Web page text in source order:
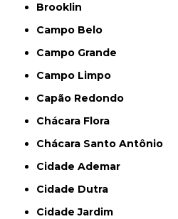
Brooklin
Campo Belo
Campo Grande
Campo Limpo
Capão Redondo
Chácara Flora
Chácara Santo Antônio
Cidade Ademar
Cidade Dutra
Cidade Jardim